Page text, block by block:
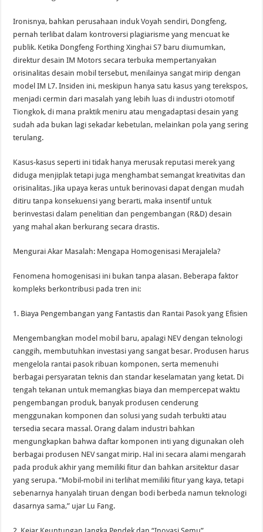
Ironisnya, bahkan perusahaan induk Voyah sendiri, Dongfeng,
pernah terlibat dalam kontroversi plagiarisme yang mencuat ke
publik. Ketika Dongfeng Forthing Xinghai S7 baru diumumkan,
direktur desain IM Motors secara terbuka mempertanyakan
orisinalitas desain mobil tersebut, menilainya sangat mirip dengan
model IM L7. Insiden ini, meskipun hanya satu kasus yang terekspos,
menjadi cermin dari masalah yang lebih luas di industri otomotif
Tiongkok, di mana praktik meniru atau mengadaptasi desain yang
sudah ada bukan lagi sekadar kebetulan, melainkan pola yang sering
terulang.
Kasus-kasus seperti ini tidak hanya merusak reputasi merek yang
diduga menjiplak tetapi juga menghambat semangat kreativitas dan
orisinalitas. Jika upaya keras untuk berinovasi dapat dengan mudah
ditiru tanpa konsekuensi yang berarti, maka insentif untuk
berinvestasi dalam penelitian dan pengembangan (R&D) desain
yang mahal akan berkurang secara drastis.
Mengurai Akar Masalah: Mengapa Homogenisasi Merajalela?
Fenomena homogenisasi ini bukan tanpa alasan. Beberapa faktor
kompleks berkontribusi pada tren ini:
1. Biaya Pengembangan yang Fantastis dan Rantai Pasok yang Efisien
Mengembangkan model mobil baru, apalagi NEV dengan teknologi
canggih, membutuhkan investasi yang sangat besar. Produsen harus
mengelola rantai pasok ribuan komponen, serta memenuhi
berbagai persyaratan teknis dan standar keselamatan yang ketat. Di
tengah tekanan untuk memangkas biaya dan mempercepat waktu
pengembangan produk, banyak produsen cenderung
menggunakan komponen dan solusi yang sudah terbukti atau
tersedia secara massal. Orang dalam industri bahkan
mengungkapkan bahwa daftar komponen inti yang digunakan oleh
berbagai produsen NEV sangat mirip. Hal ini secara alami mengarah
pada produk akhir yang memiliki fitur dan bahkan arsitektur dasar
yang serupa. “Mobil-mobil ini terlihat memiliki fitur yang kaya, tetapi
sebenarnya hanyalah tiruan dengan bodi berbeda namun teknologi
dasarnya sama,” ujar Lu Fang.